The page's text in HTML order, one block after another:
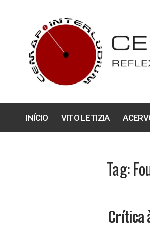
conteúdo
INÍCIO VITO LETIZIA
Tag:
Crítica